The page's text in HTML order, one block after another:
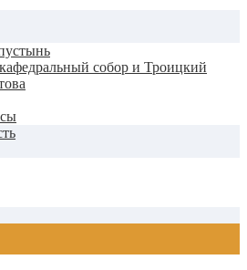
собор и Троицкий